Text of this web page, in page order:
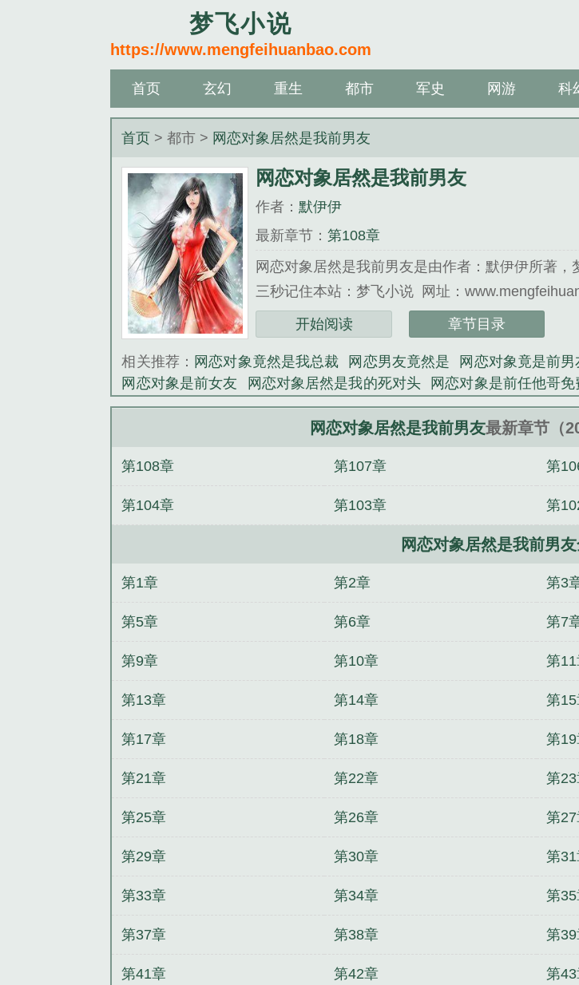
梦飞小说
https://www.mengfeihuanbao.com
首页 玄幻 重生 都市 军史 网游 科
首页 > 都市 > 网恋对象居然是我前男友
网恋对象居然是我前男友
作者：默伊伊
最新章节：第108章
网恋对象居然是我前男友是由作者：默伊伊所著
三秒记住本站：梦飞小说 网址：
《网恋对象居然是我前男友》是默伊伊精心创作的
开始阅读 章节目录
相关推荐： 网恋对象竟然是我总裁 网恋男友竟然是 网恋对象竟是前男
网恋对象是前女友
网恋对象居然是我的死对头 网恋对象是前任他哥
象是我前任gl全文阅读 网恋对象竟是他 网恋对象竟然是我新总监 网
网恋对象是我前任 网恋对象是前夫[abo
组小反派的亲妈重生后杀疯了
等春来 触碰解锁系统功能[天灾] 恶毒
穿越兽世搞基建
（综漫同人）成为我推乱步的猫 流放前，她
网恋对象居然是我前男友最新章节（
第108章 第107章 第
第104章 第103章 第
网恋对象居然是我前男
第1章 第2章 第3
第5章 第6章 第7
第9章 第10章 第
第13章 第14章 第
第17章 第18章 第
第21章 第22章 第
第25章 第26章 第
第29章 第30章 第
第33章 第34章 第
第37章 第38章 第
第41章 第42章 第